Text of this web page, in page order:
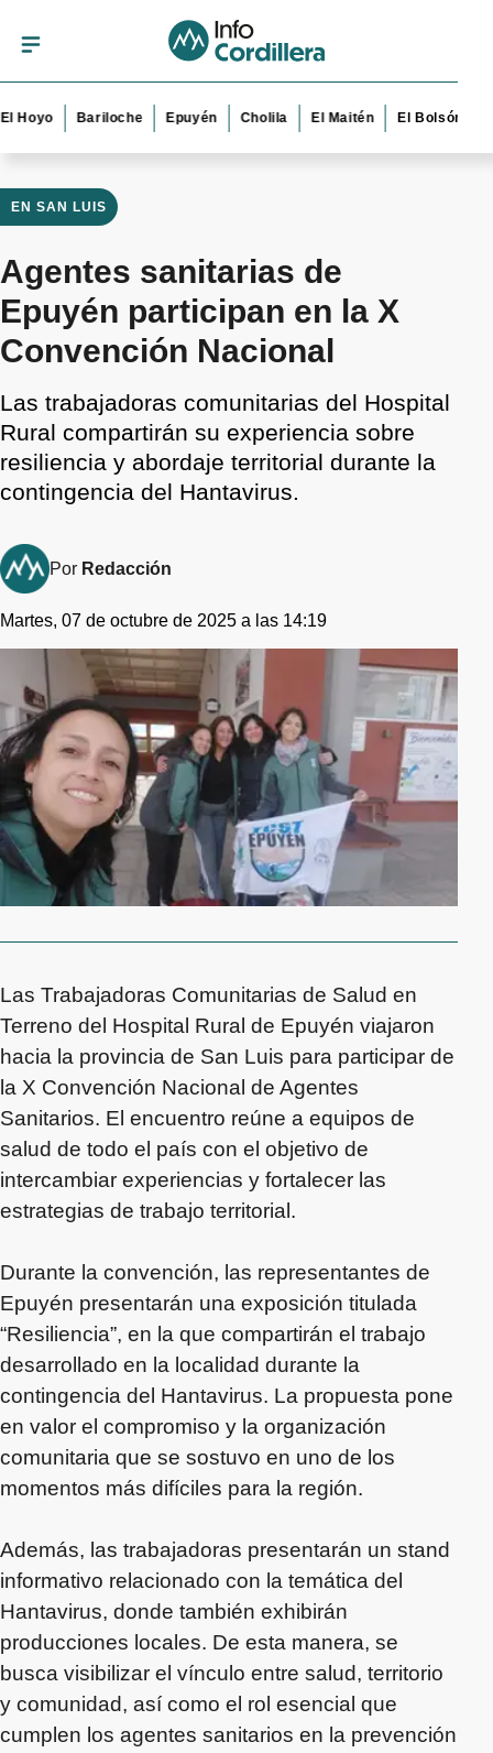
Bariloche Epuyén Cholila El Maitén El Bolsón Esquel
EN SAN LUIS
Agentes sanitarias de
Epuyén participan en la X
Convención Nacional
Las trabajadoras comunitarias del Hospital
Rural compartirán su experiencia sobre
resiliencia y abordaje territorial durante la
contingencia del Hantavirus.
Por Redacción
Martes, 07 de octubre de 2025 a las 14:19
Las Trabajadoras Comunitarias de Salud en
Terreno del Hospital Rural de Epuyén viajaron
hacia la provincia de San Luis para participar de
la X Convención Nacional de Agentes
Sanitarios. El encuentro reúne a equipos de
salud de todo el país con el objetivo de
intercambiar experiencias y fortalecer las
estrategias de trabajo territorial.
Durante la convención, las representantes de
Epuyén presentarán una exposición titulada
“Resiliencia”, en la que compartirán el trabajo
desarrollado en la localidad durante la
contingencia del Hantavirus. La propuesta pone
en valor el compromiso y la organización
comunitaria que se sostuvo en uno de los
momentos más difíciles para la región.
Además, las trabajadoras presentarán un stand
informativo relacionado con la temática del
Hantavirus, donde también exhibirán
producciones locales. De esta manera, se
busca visibilizar el vínculo entre salud, territorio
y comunidad, así como el rol esencial que
cumplen los agentes sanitarios en la prevención